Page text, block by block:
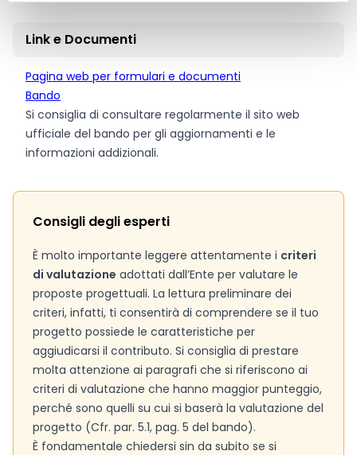
Link e Documenti
Pagina web per formulari e documenti
Bando
Si consiglia di consultare regolarmente il sito web
ufficiale del bando per gli aggiornamenti e le
informazioni addizionali.
Consigli degli esperti
È molto importante leggere attentamente i criteri
di valutazione adottati dall’Ente per valutare le
proposte progettuali. La lettura preliminare dei
criteri, infatti, ti consentirà di comprendere se il tuo
progetto possiede le caratteristiche per
aggiudicarsi il contributo. Si consiglia di prestare
molta attenzione ai paragrafi che si riferiscono ai
criteri di valutazione che hanno maggior punteggio,
perché sono quelli su cui si baserà la valutazione del
progetto (Cfr. par. 5.1, pag. 5 del bando).
È fondamentale chiedersi sin da subito se si